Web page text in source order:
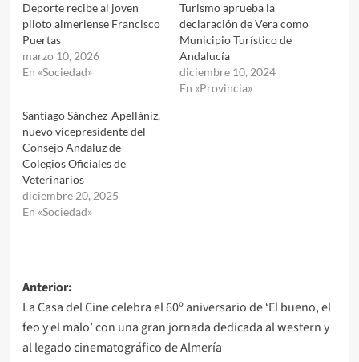
Deporte recibe al joven
piloto almeriense Francisco
Puertas
marzo 10, 2026
En «Sociedad»
Turismo aprueba la
declaración de Vera como
Municipio Turístico de
Andalucía
diciembre 10, 2024
En «Provincia»
Santiago Sánchez-Apellániz,
nuevo vicepresidente del
Consejo Andaluz de
Colegios Oficiales de
Veterinarios
diciembre 20, 2025
En «Sociedad»
Navegación
de
entradas
Anterior:
La Casa del Cine celebra el 60º aniversario de ‘El bueno, el
feo y el malo’ con una gran jornada dedicada al western y
al legado cinematográfico de Almería